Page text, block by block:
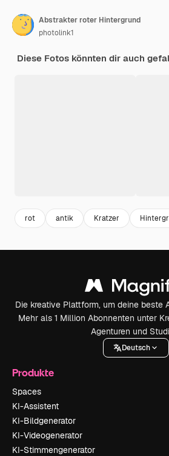
Abstrakter roter Hintergrund
photolink1
Diese Fotos könnten dir auch
rot antik Kratzer
Die kreative Plattform, um deine beste
Mehr als 1 Million Abonnenten unter
Agenturen und
Deutsch
Produkte
Spaces
KI-Assistent
KI-Bildgenerator
KI-Videogenerator
KI-Stimmengenerator